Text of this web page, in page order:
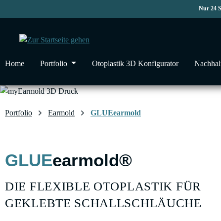
Nur 24
Home Portfolio Otoplastik 3D Konfigurator
Portfolio Earmold GLUEearmold
GLUEearmold®
DIE FLEXIBLE OTOPLASTIK FÜR
GEKLEBTE SCHALLSCHLÄUCHE